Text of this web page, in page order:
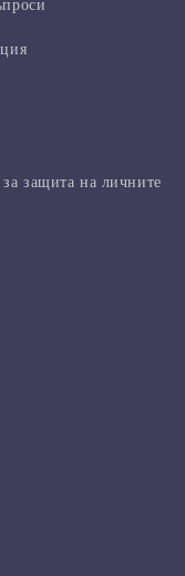
защита на личните